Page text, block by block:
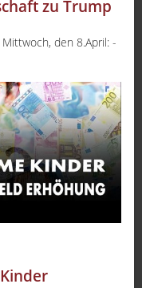
zu Trump
den 8.April: -